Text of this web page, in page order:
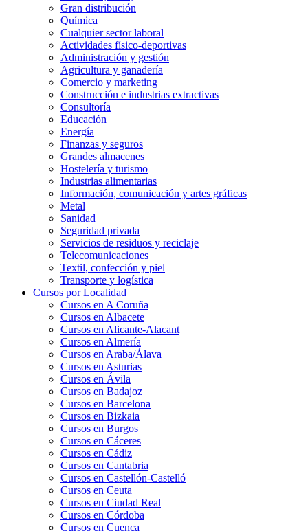
Gran distribución
Química
Cualquier sector laboral
Actividades físico-deportivas
Administración y gestión
Agricultura y ganadería
Comercio y marketing
Construcción e industrias extractivas
Consultoría
Educación
Energía
Finanzas y seguros
Grandes almacenes
Hostelería y turismo
Industrias alimentarias
Información, comunicación y artes gráficas
Metal
Sanidad
Seguridad privada
Servicios de residuos y reciclaje
Telecomunicaciones
Textil, confección y piel
Transporte y logística
Cursos por Localidad
Cursos en A Coruña
Cursos en Albacete
Cursos en Alicante-Alacant
Cursos en Almería
Cursos en Araba/Álava
Cursos en Asturias
Cursos en Ávila
Cursos en Badajoz
Cursos en Barcelona
Cursos en Bizkaia
Cursos en Burgos
Cursos en Cáceres
Cursos en Cádiz
Cursos en Cantabria
Cursos en Castellón-Castelló
Cursos en Ceuta
Cursos en Ciudad Real
Cursos en Córdoba
Cursos en Cuenca